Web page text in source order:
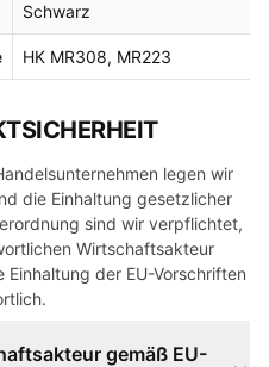
Schwarz
HK MR308, MR223
legen wir
die Einhaltung gesetzlicher
sind wir verpflichtet,
Wirtschaftsakteur
der EU-Vorschriften
gemäß EU-